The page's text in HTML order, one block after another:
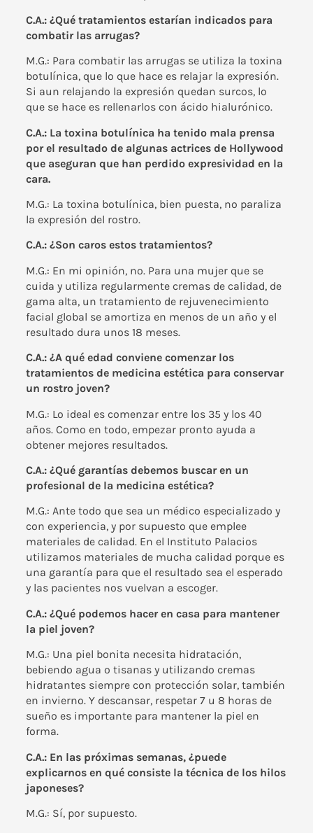
C.A.: ¿Qué tratamientos estarían indicados para
combatir las arrugas?
M.G.: Para combatir las arrugas se utiliza la toxina
botulínica, que lo que hace es relajar la expresión.
Si aun relajando la expresión quedan surcos, lo
que se hace es rellenarlos con ácido hialurónico.
C.A.: La toxina botulínica ha tenido mala prensa
por el resultado de algunas actrices de Hollywood
que aseguran que han perdido expresividad en la
cara.
M.G.: La toxina botulínica, bien puesta, no paraliza
la expresión del rostro.
C.A.: ¿Son caros estos tratamientos?
M.G.: En mi opinión, no. Para una mujer que se
cuida y utiliza regularmente cremas de calidad, de
gama alta, un tratamiento de rejuvenecimiento
facial global se amortiza en menos de un año y el
resultado dura unos 18 meses.
C.A.: ¿A qué edad conviene comenzar los
tratamientos de medicina estética para conservar
un rostro joven?
M.G.: Lo ideal es comenzar entre los 35 y los 40
años. Como en todo, empezar pronto ayuda a
obtener mejores resultados.
C.A.: ¿Qué garantías debemos buscar en un
profesional de la medicina estética?
M.G.: Ante todo que sea un médico especializado y
con experiencia, y por supuesto que emplee
materiales de calidad. En el Instituto Palacios
utilizamos materiales de mucha calidad porque es
una garantía para que el resultado sea el esperado
y las pacientes nos vuelvan a escoger.
C.A.: ¿Qué podemos hacer en casa para mantener
la piel joven?
M.G.: Una piel bonita necesita hidratación,
bebiendo agua o tisanas y utilizando cremas
hidratantes siempre con protección solar, también
en invierno. Y descansar, respetar 7 u 8 horas de
sueño es importante para mantener la piel en
forma.
C.A.: En las próximas semanas, ¿puede
explicarnos en qué consiste la técnica de los hilos
japoneses?
M.G.: Sí, por supuesto.